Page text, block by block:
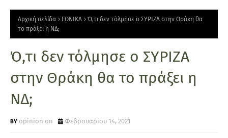
Αρχική σελίδα ΕΘΝΙΚΑ
Ό,τι δεν τόλμησε ο ΣΥΡΙΖΑ στην Θράκη θα
το πράξει η ΝΔ;
Ό,τι δεν τόλμησε ο ΣΥΡΙΖΑ
στην Θράκη θα το πράξει η
ΝΔ;
opinion on Φεβρουαρίου 14, 2021